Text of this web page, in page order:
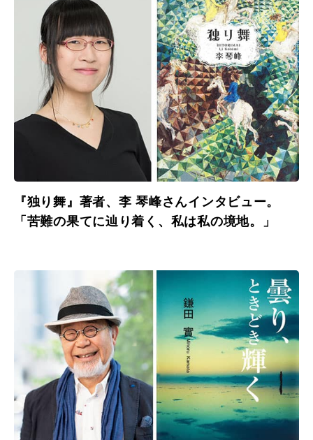
『独り舞』著者、李 琴峰さんインタビュー。
「苦難の果てに辿り着く、私は私の境地。」